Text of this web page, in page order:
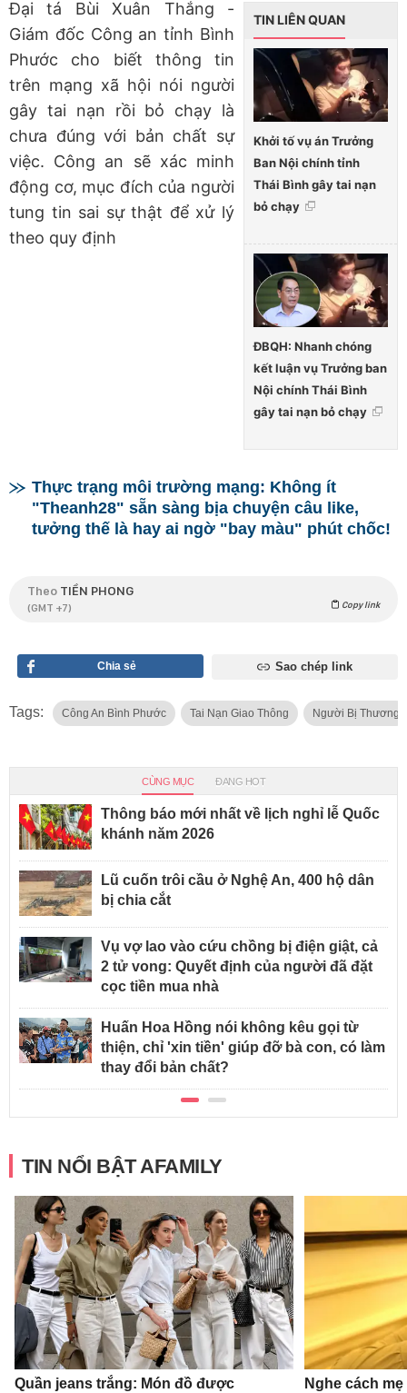
TIN LIÊN QUAN
Khởi tố vụ án Trưởng
Ban Nội chính tỉnh
Thái Bình gây tai nạn
bỏ chạy
ĐBQH: Nhanh chóng
kết luận vụ Trưởng ban
Nội chính Thái Bình
gây tai nạn bỏ chạy
Đại tá Bùi Xuân Thắng -
Giám đốc Công an tỉnh Bình
Phước cho biết thông tin
trên mạng xã hội nói người
gây tai nạn rồi bỏ chạy là
chưa đúng với bản chất sự
việc. Công an sẽ xác minh
động cơ, mục đích của người
tung tin sai sự thật để xử lý
theo quy định
Thực trạng môi trường mạng: Không ít
"Theanh28" sẵn sàng bịa chuyện câu like,
tưởng thế là hay ai ngờ "bay màu" phút chốc!
Theo TIỀN PHONG
(GMT +7) Copy link
Chia sẻ Sao chép link
Tags: Công An Bình Phước Tai Nạn Giao Thông Người Bị Thương
CÙNG MỤC ĐANG HOT
Thông báo mới nhất về lịch nghỉ lễ Quốc
khánh năm 2026
Lũ cuốn trôi cầu ở Nghệ An, 400 hộ dân
bị chia cắt
Vụ vợ lao vào cứu chồng bị điện giật, cả
2 tử vong: Quyết định của người đã đặt
cọc tiền mua nhà
Huấn Hoa Hồng nói không kêu gọi từ
thiện, chỉ 'xin tiền' giúp đỡ bà con, có làm
thay đổi bản chất?
TIN NỔI BẬT AFAMILY
Quần jeans trắng: Món đồ được
Nghe cách